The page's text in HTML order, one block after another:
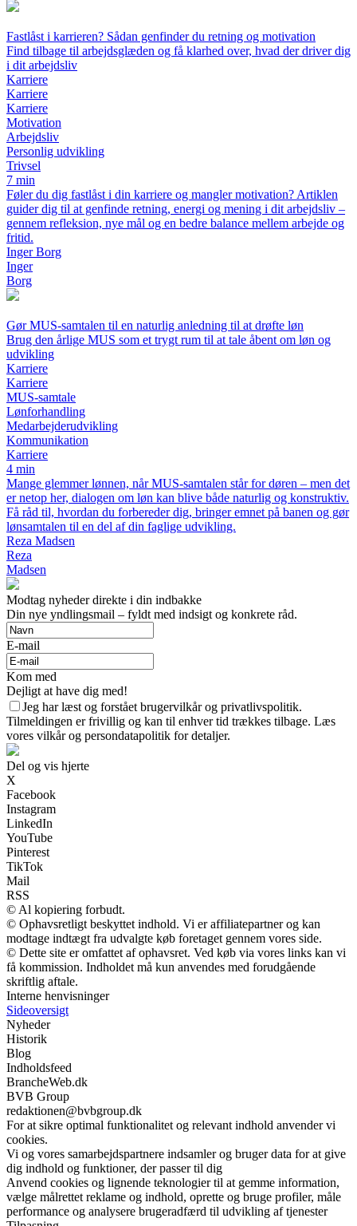
Fastlåst i karrieren? Sådan genfinder du retning og motivation
Find tilbage til arbejdsglæden og få klarhed over, hvad der driver dig
i dit arbejdsliv
Karriere
Karriere
Karriere
Motivation
Arbejdsliv
Personlig udvikling
Trivsel
7 min
Føler du dig fastlåst i din karriere og mangler motivation? Artiklen
guider dig til at genfinde retning, energi og mening i dit arbejdsliv –
gennem refleksion, nye mål og en bedre balance mellem arbejde og
fritid.
Inger Borg
Inger
Borg
Gør MUS-samtalen til en naturlig anledning til at drøfte løn
Brug den årlige MUS som et trygt rum til at tale åbent om løn og
udvikling
Karriere
Karriere
MUS-samtale
Lønforhandling
Medarbejderudvikling
Kommunikation
Karriere
4 min
Mange glemmer lønnen, når MUS-samtalen står for døren – men det
er netop her, dialogen om løn kan blive både naturlig og konstruktiv.
Få råd til, hvordan du forbereder dig, bringer emnet på banen og gør
lønsamtalen til en del af din faglige udvikling.
Reza Madsen
Reza
Madsen
Modtag nyheder direkte i din indbakke
Din nye yndlingsmail – fyldt med indsigt og konkrete råd.
E-mail
Kom med
Dejligt at have dig med!
Jeg har læst og forstået brugervilkår og privatlivspolitik.
Tilmeldingen er frivillig og kan til enhver tid trækkes tilbage. Læs
vores vilkår og persondatapolitik for detaljer.
Del og vis hjerte
X
Facebook
Instagram
LinkedIn
YouTube
Pinterest
TikTok
Mail
RSS
© Al kopiering forbudt.
© Ophavsretligt beskyttet indhold. Vi er affiliatepartner og kan
modtage indtægt fra udvalgte køb foretaget gennem vores side.
© Dette site er omfattet af ophavsret. Ved køb via vores links kan vi
få kommission. Indholdet må kun anvendes med forudgående
skriftlig aftale.
Interne henvisninger
Sideoversigt
Nyheder
Historik
Blog
Indholdsfeed
BrancheWeb.dk
BVB Group
redaktionen@bvbgroup.dk
For at sikre optimal funktionalitet og relevant indhold anvender vi
cookies.
Vi og vores samarbejdspartnere indsamler og bruger data for at give
dig indhold og funktioner, der passer til dig
Anvend cookies og lignende teknologier til at gemme information,
vælge målrettet reklame og indhold, oprette og bruge profiler, måle
performance og analysere brugeradfærd til udvikling af tjenester